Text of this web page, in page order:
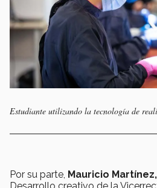
Estudiante utilizando la tecnología de
Por su parte, Mauricio Martínez,